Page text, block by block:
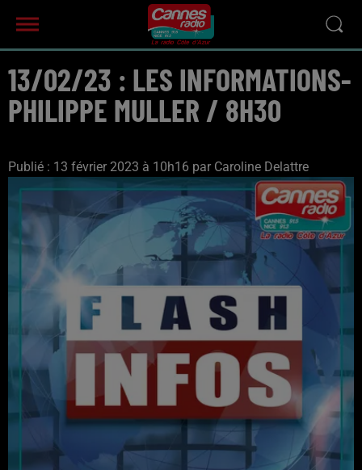
13/02/23 : LES INFORMATIONS-
PHILIPPE MULLER / 8H30
Publié : 13 février 2023 à 10h16 par Caroline Delattre